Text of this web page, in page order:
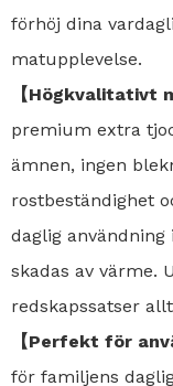
förhöj dina
matupplevelse.
【Högkvalitativt
premium extra
ämnen, ingen
rostbeständighet
daglig
skadas av värme.
redskapssatser
【Perfekt för
för familjens